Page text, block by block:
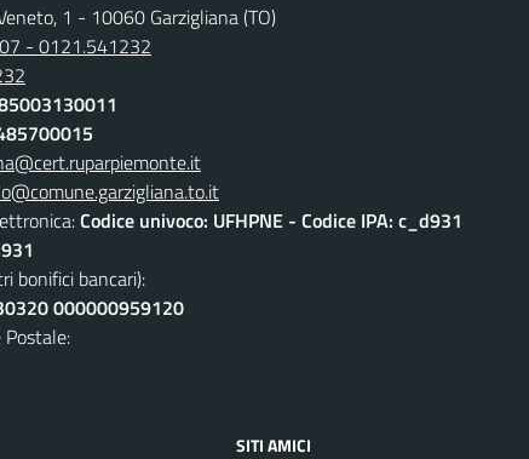
1 - 10060 Garzigliana (TO)
- 0121.541232
Codice univoco: UFHPNE - Codice IPA: c_d931
bonifici bancari):
000000959120
SITI AMICI